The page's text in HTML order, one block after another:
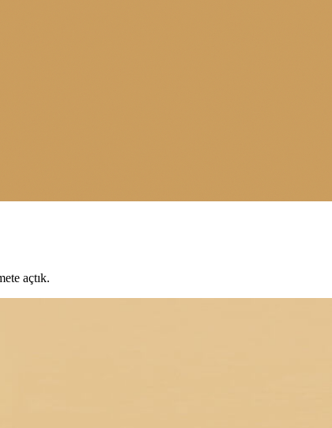
açtık.